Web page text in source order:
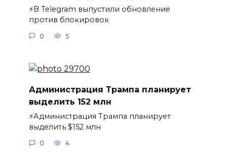
⚡️В Telegram выпустили обновление
против блокировок
0 5
Администрация Трампа планирует
выделить 152 млн
⚡️Администрация Трампа планирует
выделить $152 млн
0 4